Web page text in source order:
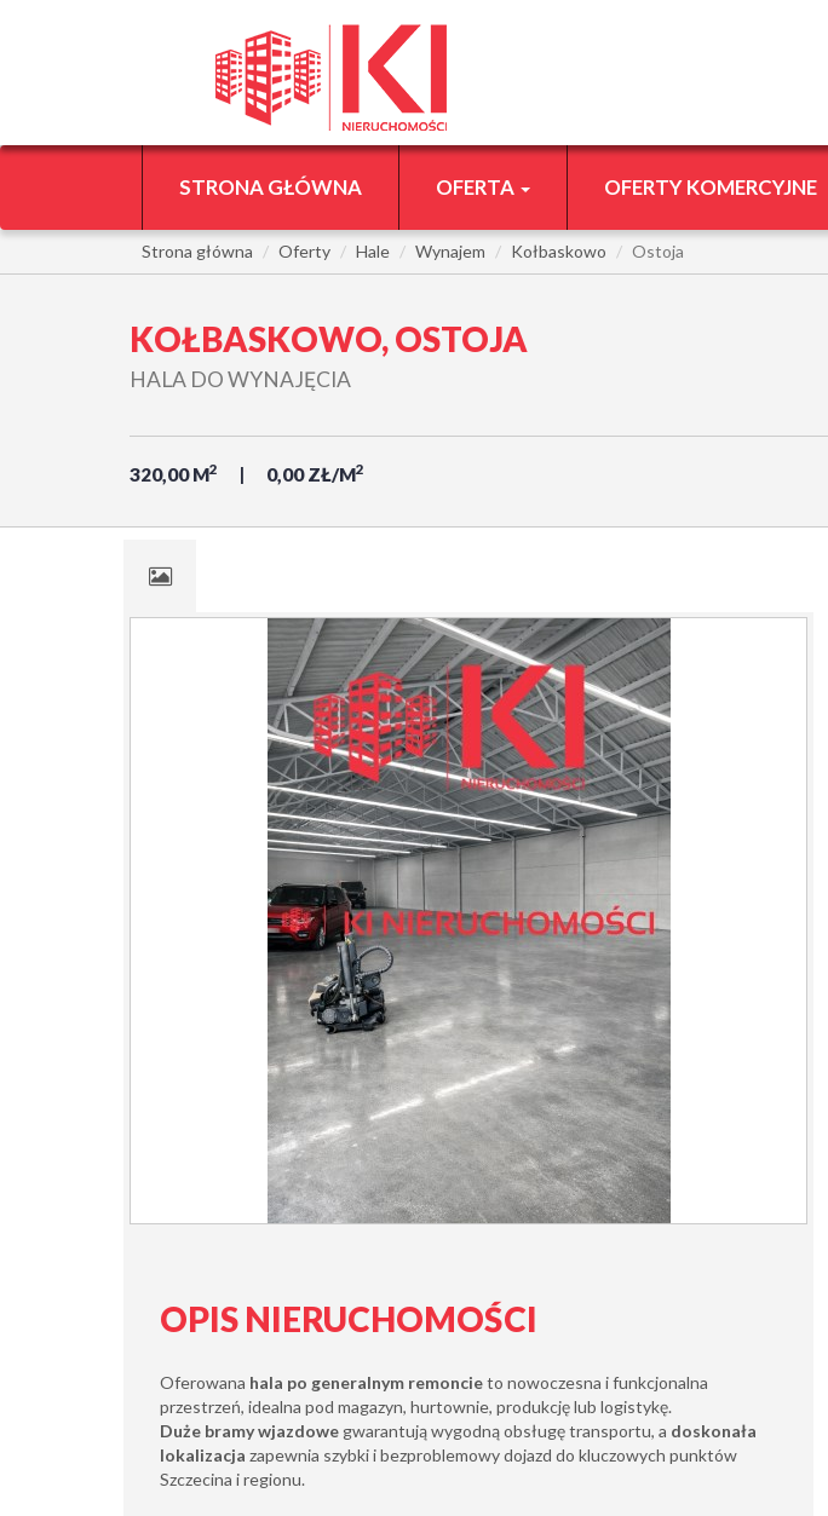
STRONA GŁÓWNA OFERTA OFERTY KOMERCYJNE
Strona główna Oferty Hale Wynajem Kołbaskowo Ostoja
KOŁBASKOWO, OSTOJA
HALA DO WYNAJĘCIA
320,00 M2 0,00 ZŁ/M2
OPIS NIERUCHOMOŚCI
Oferowana hala po generalnym remoncieto nowoczesna i funkcjonalna
przestrzeń, idealna pod magazyn, hurtownie, produkcję lub logistykę.
Duże bramy wjazdowe gwarantują wygodną obsługę transportu, a doskonała
lokalizacja zapewnia szybki i bezproblemowy dojazd do kluczowych punktów
Szczecina i regionu.